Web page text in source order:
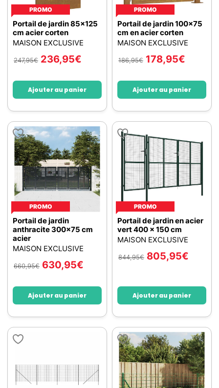
PROMO
Portail de jardin 85x125
cm acier corten
MAISON EXCLUSIVE
247,95€ 236,95€
Ajouter au panier
PROMO
Portail de jardin 100x75
cm en acier corten
MAISON EXCLUSIVE
186,95€ 178,95€
Ajouter au panier
PROMO
Portail de jardin
anthracite 300x75 cm
acier
MAISON EXCLUSIVE
660,95€ 630,95€
Ajouter au panier
PROMO
Portail de jardin en acier
vert 400 x 150 cm
MAISON EXCLUSIVE
844,95€ 805,95€
Ajouter au panier